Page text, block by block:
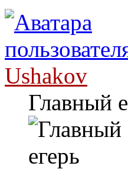
Ushakov
Главный